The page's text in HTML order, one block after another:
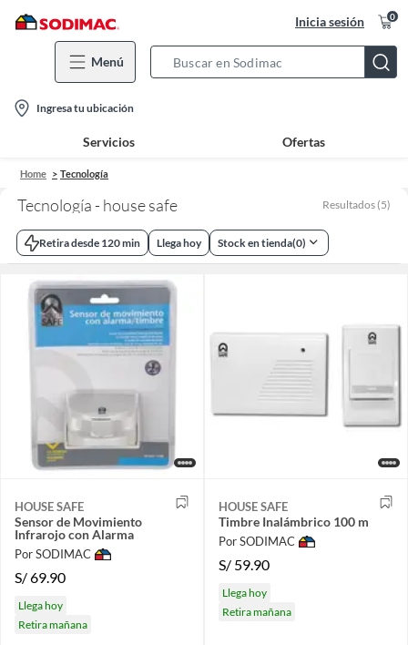
Inicia sesión 0
Menú
Bar
location-
icon
Ingresa tu ubicación
Servicios Ofertas
Home Tecnología
Tecnología - house safe Resultados (5)
Retira desde 120 min Llega hoy Stock en tienda(0)
HOUSE SAFE
Sensor de Movimiento
Infrarojo con Alarma
Por SODIMAC
S/69.90
Llega hoy
Retira mañana
HOUSE SAFE
Timbre Inalámbrico 100 m
Por SODIMAC
S/ 59.90
Llega hoy
Retira mañana